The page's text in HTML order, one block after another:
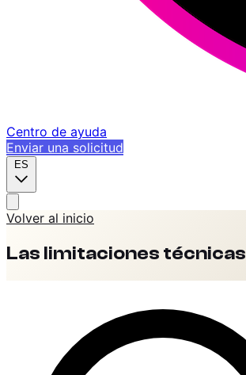
Centro de ayuda
Enviar una solicitud
ES
Volver al inicio
Las limitaciones técnicas